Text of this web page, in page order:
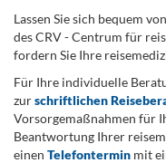
Lassen Sie sich bequem
des CRV - Centrum für
fordern Sie Ihre
Für Ihre individuelle
zurschriftlichen
Vorsorgemaßnahmen für
Beantwortung Ihrer
einen Telefontermin mit